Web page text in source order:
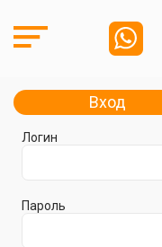
Вход
Логин
Пароль